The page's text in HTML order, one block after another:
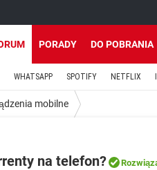
PORADY DO POBRANIA
WHATSAPP SPOTIFY NETFLIX
mobilne
na telefon?